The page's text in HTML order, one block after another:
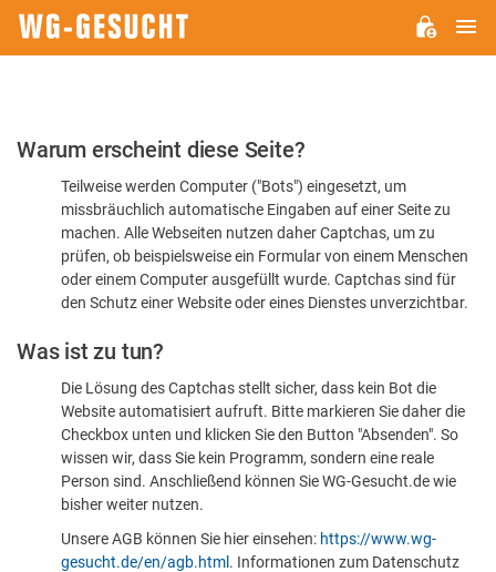
Bitte
dass
sind
Warum erscheint diese Seite?
Teilweise werden Computer ("Bots") eingesetzt, um
missbräuchlich automatische Eingaben auf einer Seite zu
machen. Alle Webseiten nutzen daher Captchas, um zu
prüfen, ob beispielsweise ein Formular von einem Menschen
oder einem Computer ausgefüllt wurde. Captchas sind für
den Schutz einer Website oder eines Dienstes unverzichtbar.
Was ist zu tun?
Die Lösung des Captchas stellt sicher, dass kein Bot die
Website automatisiert aufruft. Bitte markieren Sie daher die
Checkbox unten und klicken Sie den Button "Absenden". So
wissen wir, dass Sie kein Programm, sondern eine reale
Person sind. Anschließend können Sie WG-Gesucht.de wie
bisher weiter nutzen.
Unsere AGB können Sie hier einsehen: https://www.wg-
gesucht.de/en/agb.html . Informationen zum Datenschutz